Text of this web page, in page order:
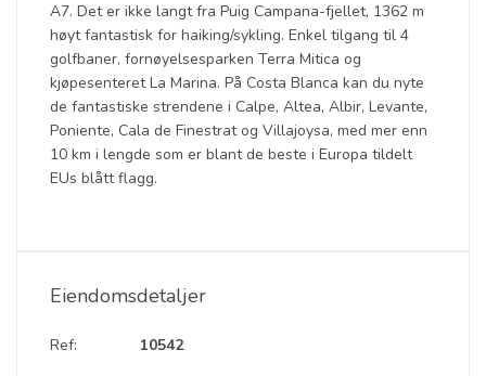
A7. Det er ikke langt fra Puig Campana-fjellet, 1362 m
høyt fantastisk for haiking/sykling. Enkel tilgang til 4
golfbaner, fornøyelsesparken Terra Mitica og
kjøpesenteret La Marina. På Costa Blanca kan du nyte
de fantastiske strendene i Calpe, Altea, Albir, Levante,
Poniente, Cala de Finestrat og Villajoysa, med mer enn
10 km i lengde som er blant de beste i Europa tildelt
EUs blått flagg.
Eiendomsdetaljer
Ref: 10542